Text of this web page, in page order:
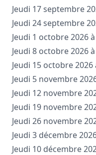
Jeudi 17 septembre
Jeudi 24 septembre
Jeudi 1 octobre 2026
Jeudi 8 octobre 2026
Jeudi 15 octobre 2026
Jeudi 5 novembre
Jeudi 12 novembre
Jeudi 19 novembre
Jeudi 26 novembre
Jeudi 3 décembre
Jeudi 10 décembre